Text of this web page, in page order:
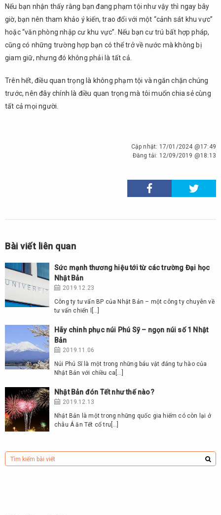
Nếu bạn nhận thấy rằng bạn đang phạm tội như vậy thì ngay bây
giờ, bạn nên tham khảo ý kiến, trao đổi với một “cảnh sát khu vực”
hoặc “văn phòng nhập cư khu vực”. Nếu bạn cư trú bất hợp pháp,
cũng có những trường hợp bạn có thể trở về nước mà không bị
giam giữ, nhưng đó không phải là tất cả.
Trên hết, điều quan trọng là không phạm tội và ngăn chặn chúng
trước, nên đây chính là điều quan trọng mà tôi muốn chia sẻ cùng
tất cả mọi người.
Cập nhật: 17/01/2024 @17:49
Đăng tải: 12/09/2019 @18:13
Bài viết liên quan
Sức mạnh thương hiệu tới từ các trường Đại học
Nhật Bản
2019.12.23
Công ty tư vấn BP của Nhật Bản – một công ty chuyên về
tư vấn chiến l[…]
Hãy chinh phục núi Phú Sỹ – ngọn núi số 1 Nhật
Bản
2019.11.06
Núi Phú Sĩ là một trong những báu vật đáng tự hào của
Nhật Bản với chiều ca[…]
Nhật Bản đón Tết như thế nào?
2019.12.13
Nhật Bản là một trong những quốc gia hiếm có còn lại ở
châu Á ăn Tết cổ tru[…]